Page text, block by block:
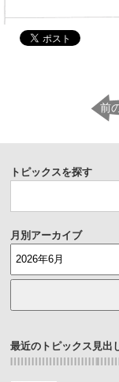
前
トピックスを探す
月別アーカイブ
最近のトピックス見出